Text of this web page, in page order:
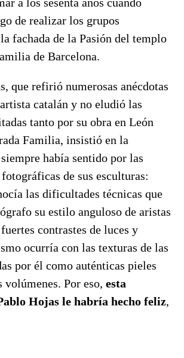
de realizar los grupos
fachada de la Pasión del templo
de Barcelona.
que refirió numerosas anécdotas
catalán y no eludió las
tanto por su obra en León
Familia, insistió en la
había sentido por las
de sus esculturas:
las dificultades técnicas que
su estilo anguloso de aristas
contrastes de luces y
ocurría con las texturas de las
por él como auténticas pieles
Por eso, esta
Hojas le habría hecho feliz,